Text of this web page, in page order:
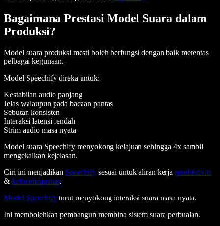
Bagaimana Prestasi Model Suara dalam
Produksi?
Model suara produksi mesti boleh berfungsi dengan baik merentas
pelbagai kegunaan.
Model Speechify direka untuk:
Kestabilan audio panjang
Jelas walaupun pada bacaan pantas
Sebutan konsisten
Interaksi latensi rendah
Strim audio masa nyata
Model suara Speechify menyokong kelajuan sehingga 4x sambil
mengekalkan kejelasan.
Ciri ini menjadikan Speechify sesuai untuk aliran kerja produktiviti
& kebolehcapaian.
Model Speechify turut menyokong interaksi suara masa nyata.
Ini membolehkan pembangun membina sistem suara perbualan.